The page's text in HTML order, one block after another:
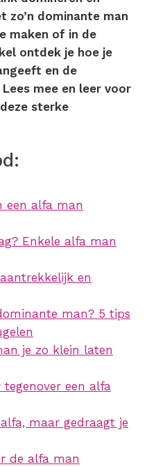
zo’n dominante man
maken of in de
ontdek je hoe je
en de
mee en leer voor
sterke
een alfa man
Enkele alfa man
en
man? 5 tips
je zo klein laten
een alfa
maar gedraagt je
de alfa man